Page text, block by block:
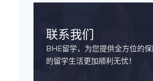
联系我们
BHE留学，为您提供全方位的
的留学生活更加顺利无忧！